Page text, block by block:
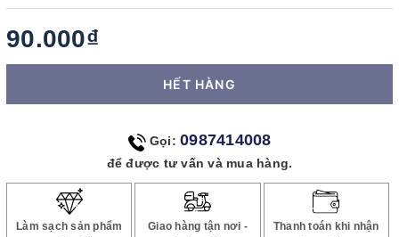
90.000₫
HẾT HÀNG
Gọi: 0987414008
để được tư vấn và mua hàng.
Làm sạch sản phẩm
Giao hàng tận nơi -
Thanh toán khi nhận